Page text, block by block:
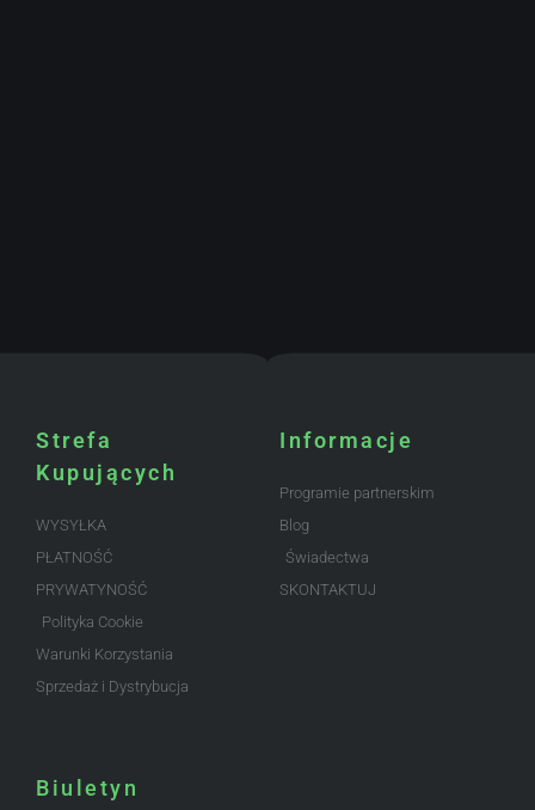
Strefa
Kupujących
WYSYŁKA
PŁATNOŚĆ
PRYWATYNOŚĆ
Polityka Cookie
Warunki Korzystania
Sprzedaż i Dystrybucja
Informacje
Programie partnerskim
Blog
Świadectwa
SKONTAKTUJ
Biuletyn